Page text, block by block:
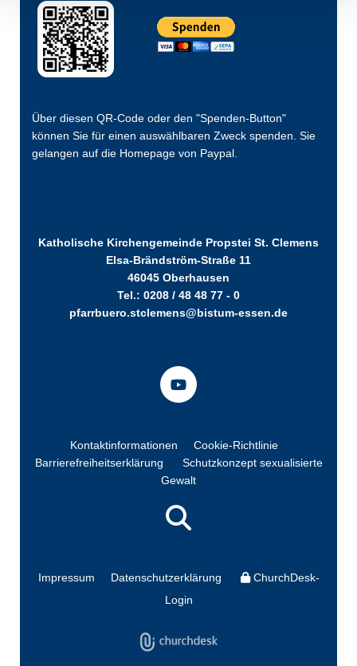
Über diesen QR-Code oder den "Spenden-Button"
können Sie für einen auswählbaren Zweck spenden. Sie
gelangen auf die Homepage von Paypal.
Katholische Kirchengemeinde Propstei St. Clemens
Elsa-Brändström-Straße 11
46045 Oberhausen
Tel.: 0208 / 48 48 77 - 0
pfarrbuero.stclemens@bistum-essen.de
Kontaktinformationen
Cookie-Richtlinie
Barrierefreiheitserklärung
Schutzkonzept sexualisierte
Gewalt
Impressum Datenschutzerklärung
ChurchDesk-
Login